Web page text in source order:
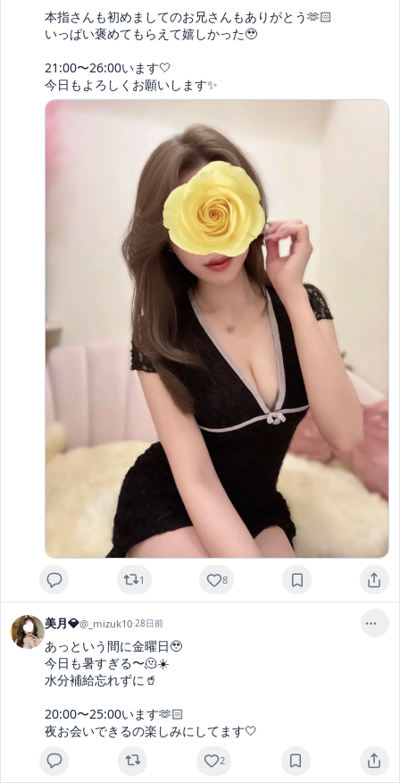
本指さんも初めましてのお兄さんもありがとう🫶🏻
いっぱい褒めてもらえて嬉しかった🥹
21:00〜26:00います🤍
今日もよろしくお願いします✨
1 8
美月💎@_mizuk10·28日前
あっという間に金曜日🥹
今日も暑すぎる〜🫠☀️
水分補給忘れずに🥤
20:00〜25:00います🫶🏻
夜お会いできるの楽しみにしてます🤍
2